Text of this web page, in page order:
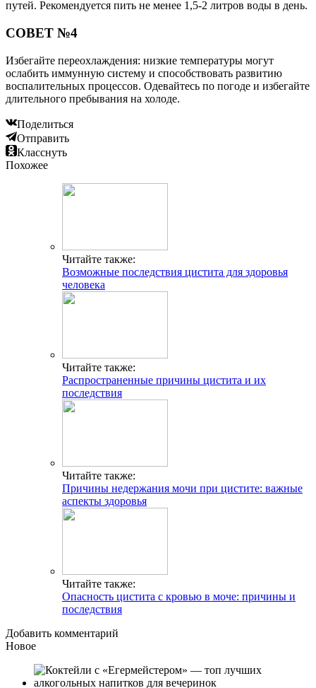
путей. Рекомендуется пить не менее 1,5-2 литров воды в день.
СОВЕТ №4
Избегайте переохлаждения: низкие температуры могут
ослабить иммунную систему и способствовать развитию
воспалительных процессов. Одевайтесь по погоде и избегайте
длительного пребывания на холоде.
Поделиться
Отправить
Класснуть
Похожее
Читайте также:
Возможные последствия цистита для здоровья
человека
Читайте также:
Распространенные причины цистита и их
последствия
Читайте также:
Причины недержания мочи при цистите: важные
аспекты здоровья
Читайте также:
Опасность цистита с кровью в моче: причины и
последствия
Добавить комментарий
Новое